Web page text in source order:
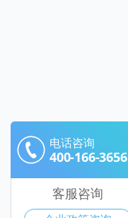
电话咨询
400-166-3656
客服咨询